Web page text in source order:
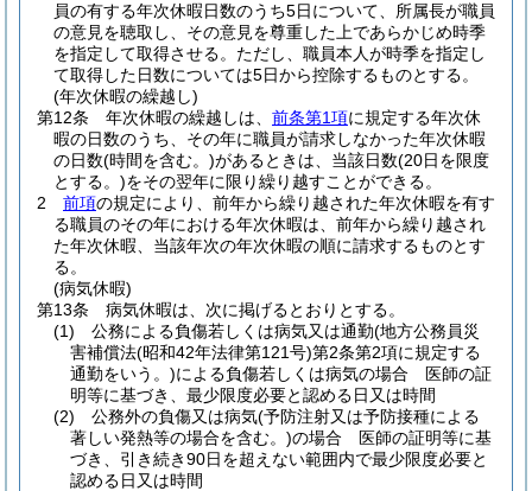
員の有する年次休暇日数のうち5日について、所属長が職員
の意見を聴取し、その意見を尊重した上であらかじめ時季
を指定して取得させる。 ただし、職員本人が時季を指定し
て取得した日数については5日から控除するものとする。
(年次休暇の繰越し)
第12条
年次休暇の繰越しは、 前条第1項に規定する年次休
暇の日数のうち、その年に職員が請求しなかった年次休暇
の日数(時間を含む。)があるときは、当該日数(20日を限度
とする。)をその翌年に限り繰り越すことができる。
2
前項の規定により、前年から繰り越された年次休暇を有す
る職員のその年における年次休暇は、前年から繰り越され
た年次休暇、当該年次の年次休暇の順に請求するものとす
る。
(病気休暇)
第13条
病気休暇は、次に掲げるとおりとする。
(1)
公務による負傷若しくは病気又は通勤(地方公務員災
害補償法(昭和42年法律第121号)第2条第2項に規定する
通勤をいう。)による負傷若しくは病気の場合 医師の証
明等に基づき、最少限度必要と認める日又は時間
(2)
公務外の負傷又は病気(予防注射又は予防接種による
著しい発熱等の場合を含む。)の場合 医師の証明等に基
づき、引き続き90日を超えない範囲内で最少限度必要と
認める日又は時間